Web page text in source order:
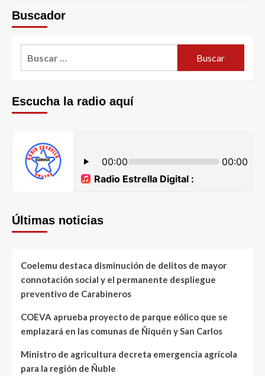
Buscador
Escucha la radio aquí
Últimas noticias
Coelemu destaca disminución de delitos de mayor
connotación social y el permanente despliegue
preventivo de Carabineros
COEVA aprueba proyecto de parque eólico que se
emplazará en las comunas de Ñiquén y San Carlos
Ministro de agricultura decreta emergencia agrícola
para la región de Ñuble